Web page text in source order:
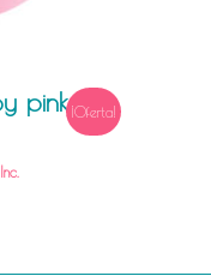
pink ¡Oferta!